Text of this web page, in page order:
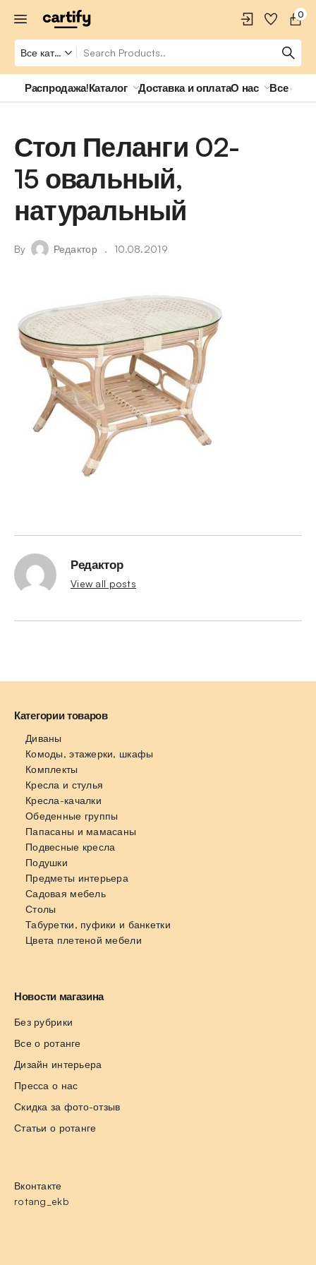
0
Распродажа!Каталог Доставка и оплатаО нас Все о
Стол Пеланги 02-
15 овальный,
натуральный
By Редактор 10.08.2019
Редактор
View all posts
Категории товаров
Диваны
Комоды, этажерки, шкафы
Комплекты
Кресла и стулья
Кресла-качалки
Обеденные группы
Папасаны и мамасаны
Подвесные кресла
Подушки
Предметы интерьера
Садовая мебель
Столы
Табуретки, пуфики и банкетки
Цвета плетеной мебели
Новости магазина
Без рубрики
Все о ротанге
Дизайн интерьера
Пресса о нас
Скидка за фото-отзыв
Статьи о ротанге
Вконтакте
rotang_ekb